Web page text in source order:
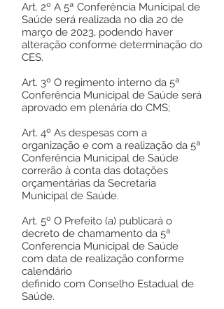
Art. 2º A 5ª Conferência Municipal de
Saúde será realizada no dia 20 de
março de 2023, podendo haver
alteração conforme determinação do
CES.
Art. 3º O regimento interno da 5ª
Conferência Municipal de Saúde será
aprovado em plenária do CMS;
Art. 4º As despesas com a
organização e com a realização da 5ª
Conferência Municipal de Saúde
correrão à conta das dotações
orçamentárias da Secretaria
Municipal de Saúde.
Art. 5º O Prefeito (a) publicará o
decreto de chamamento da 5ª
Conferencia Municipal de Saúde
com data de realização conforme
calendário
definido com Conselho Estadual de
Saúde.